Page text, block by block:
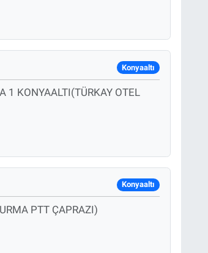
Konyaaltı
1 KONYAALTI(TÜRKAY OTEL
Konyaaltı
PTT ÇAPRAZI)